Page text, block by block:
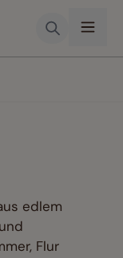
edlem
Flur